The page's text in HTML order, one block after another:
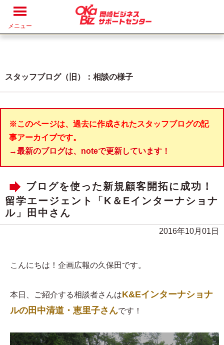
メニュー
スタッフブログ（旧）：相談の様子
※このページは、過去に作成されたスタッフブログの記
事アーカイブです。
→最新のブログは、noteで更新しています！
ブログを使った新規顧客開拓に成功！
留学エージェント「K＆Eインターナショナ
ル」田中さん
2016年10月01日
こんにちは！企画広報の久保田です。
本日、ご紹介する相談者さんはK&Eインターナショナ
ルの田中清道・恵里子さんです！